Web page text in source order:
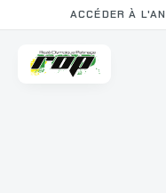
ACCÉDER À